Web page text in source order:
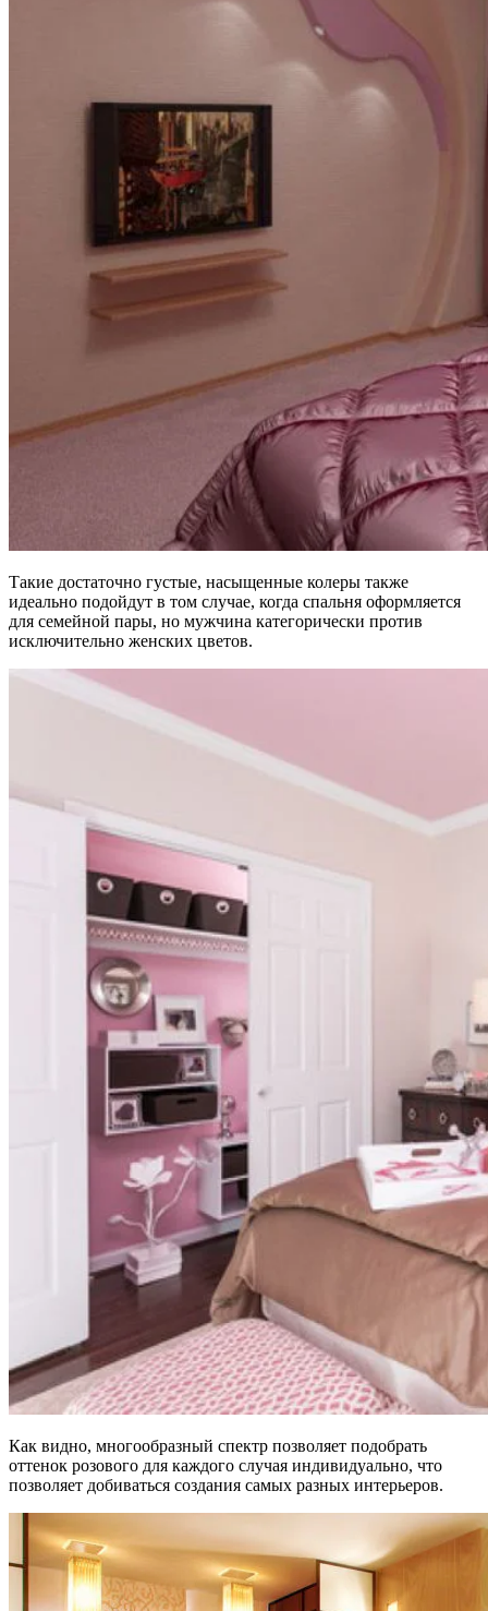
Такие достаточно густые, насыщенные колеры также
идеально подойдут в том случае, когда спальня оформляется
для семейной пары, но мужчина категорически против
исключительно женских цветов.
Как видно, многообразный спектр позволяет подобрать
оттенок розового для каждого случая индивидуально, что
позволяет добиваться создания самых разных интерьеров.